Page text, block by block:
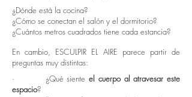
¿Dónde está la cocina?
¿Cómo se conectan el salón y el dormitorio?
¿Cuántos metros cuadrados tiene cada estancia?
En cambio, ESCULPIR EL AIRE parece partir de
preguntas muy distintas:
· ¿Qué sienteel cuerpo al atravesar este
espacio?